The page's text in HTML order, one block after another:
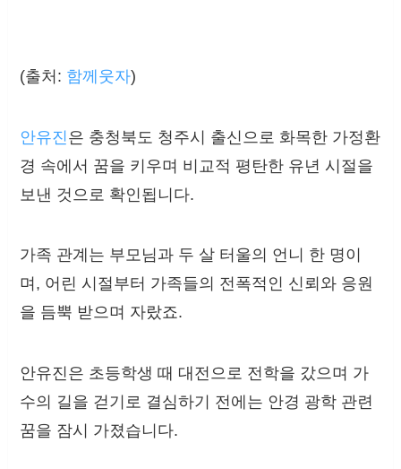
(출처: 함께웃자)
안유진 은 충청북도 청주시 출신으로 화목한 가정환
경 속에서 꿈을 키우며 비교적 평탄한 유년 시절을
보낸 것으로 확인됩니다.
가족 관계는 부모님과 두 살 터울의 언니 한 명이
며, 어린 시절부터 가족들의 전폭적인 신뢰와 응원
을 듬뿍 받으며 자랐죠.
안유진은 초등학생 때 대전으로 전학을 갔으며 가
수의 길을 걷기로 결심하기 전에는 안경 광학 관련
꿈을 잠시 가졌습니다.